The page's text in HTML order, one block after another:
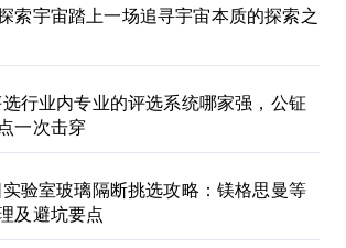
索宇宙踏上一场追寻宇宙本质的探索之
行业内专业的评选系统哪家强，公钲
一次击穿
验室玻璃隔断挑选攻略：镁格思曼等
及避坑要点